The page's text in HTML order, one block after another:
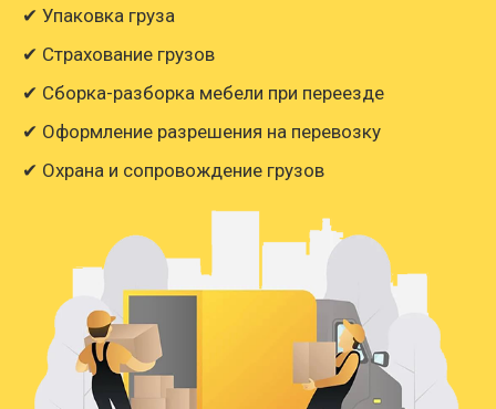
✔ Упаковка груза
✔ Страхование грузов
✔ Сборка-разборка мебели при переезде
✔ Оформление разрешения на перевозку
✔ Охрана и сопровождение грузов